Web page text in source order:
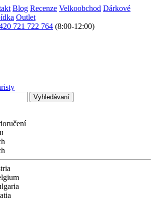
Blog Recenze Velkoobchod Dárkové
Outlet
721 722 764 (8:00-12:00)
Vyhledávaní